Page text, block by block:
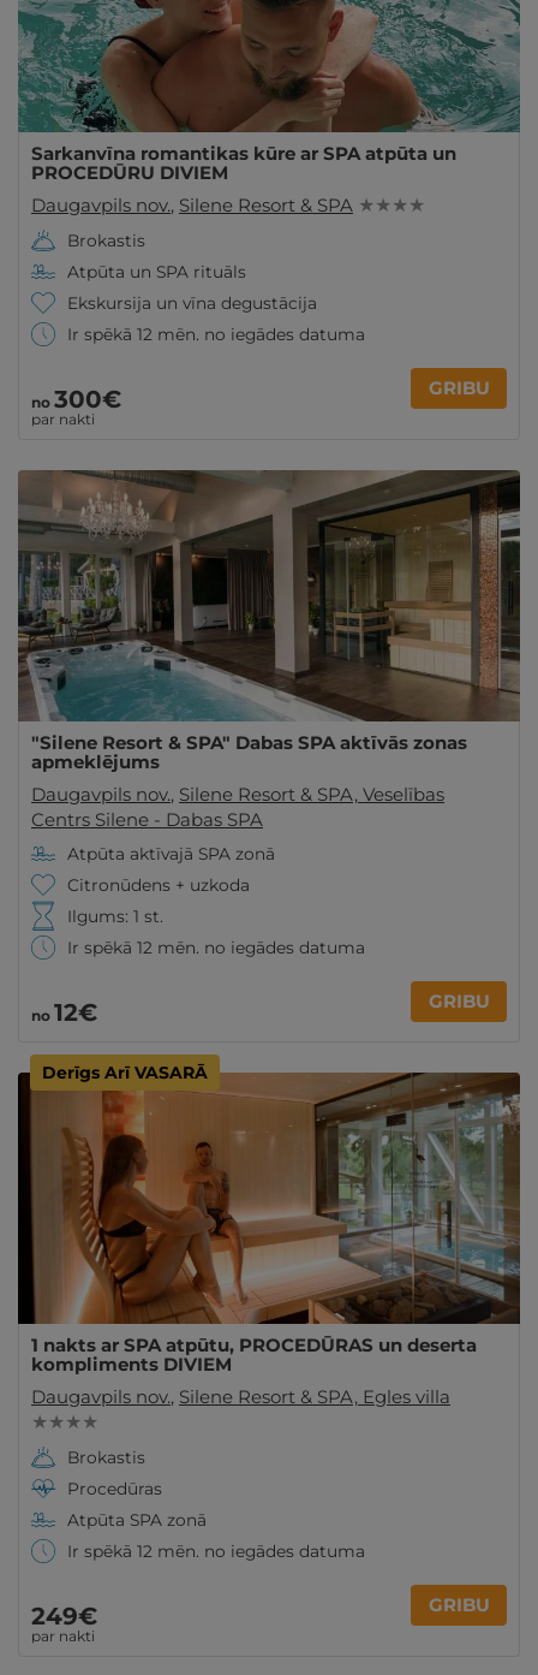
Sarkanvīna romantikas kūre ar SPA atpūta un
PROCEDŪRU DIVIEM
Daugavpils nov., Silene Resort & SPA ★ ★ ★ ★
Brokastis
Atpūta un SPA rituāls
Ekskursija un vīna degustācija
Ir spēkā 12 mēn. no iegādes datuma
no 300€
par nakti
GRIBU
"Silene Resort & SPA" Dabas SPA aktīvās zonas
apmeklējums
Daugavpils nov., Silene Resort & SPA, Veselības
Centrs Silene - Dabas SPA
Atpūta aktīvajā SPA zonā
Citronūdens + uzkoda
Ilgums: 1 st.
Ir spēkā 12 mēn. no iegādes datuma
no 12€ GRIBU
Derīgs Arī VASARĀ
1 nakts ar SPA atpūtu, PROCEDŪRAS un deserta
kompliments DIVIEM
Daugavpils nov., Silene Resort & SPA, Egles villa
★ ★ ★ ★
Brokastis
Procedūras
Atpūta SPA zonā
Ir spēkā 12 mēn. no iegādes datuma
249€
par nakti
GRIBU